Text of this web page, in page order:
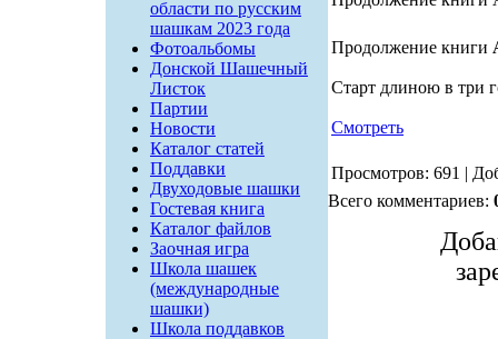
области по русским
шашкам 2023 года
Фотоальбомы
Донской Шашечный
Листок
Партии
Новости
Каталог статей
Поддавки
Двуходовые шашки
Гостевая книга
Каталог файлов
Заочная игра
Школа шашек
(международные
шашки)
Школа поддавков
Продолжение книги
Старт длиною в три
Смотреть
Просмотров: 691 |
Всего комментариев: